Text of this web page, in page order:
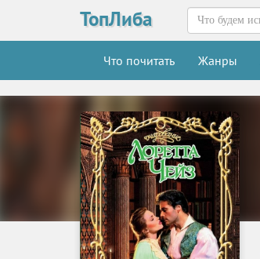
ТопЛиба
Что почитать Жанры